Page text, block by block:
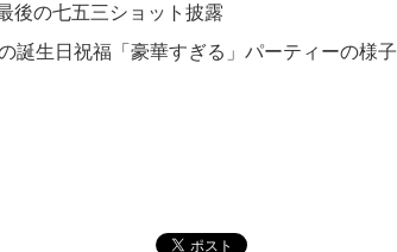
後の七五三ショット披露
誕生日祝福「豪華すぎる」パーティーの様子